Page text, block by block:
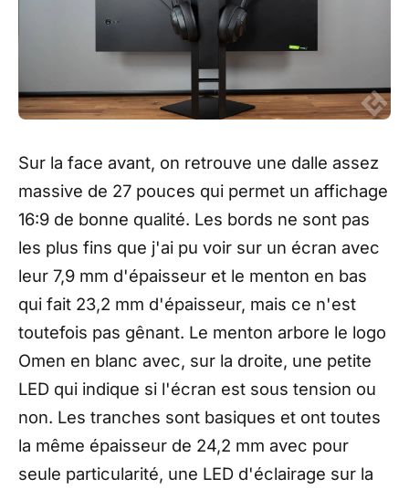
Sur la face avant, on retrouve une dalle assez
massive de 27 pouces qui permet un affichage
16:9 de bonne qualité. Les bords ne sont pas
les plus fins que j'ai pu voir sur un écran avec
leur 7,9 mm d'épaisseur et le menton en bas
qui fait 23,2 mm d'épaisseur, mais ce n'est
toutefois pas gênant. Le menton arbore le logo
Omen en blanc avec, sur la droite, une petite
LED qui indique si l'écran est sous tension ou
non. Les tranches sont basiques et ont toutes
la même épaisseur de 24,2 mm avec pour
seule particularité, une LED d'éclairage sur la